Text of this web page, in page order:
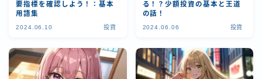
要指標を確認しよう！：基本
用語集
2024.06.10 投資
る！？少額投資の基本と王道
の話！
2024.06.06 投資